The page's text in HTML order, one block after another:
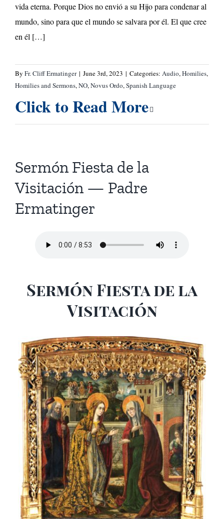
vida eterna. Porque Dios no envió a su Hijo para condenar al
mundo, sino para que el mundo se salvara por él. El que cree
en él […]
By Fr. Cliff Ermatinger | June 3rd, 2023 | Categories: Audio,Homilies,
Homilies and Sermons,NO,Novus Ordo,Spanish Language
Click to Read More
Sermón Fiesta de la
Visitación — Padre
Ermatinger
Sermón Fiesta de la
Visitación